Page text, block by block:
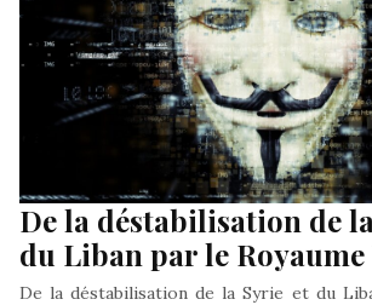
De la déstabilisation de
du Liban par le Royaume
De la déstabilisation de la Syrie et du